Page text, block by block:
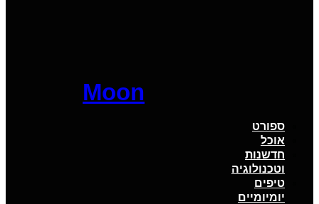
Moon
ספורט
אוכל
חדשנות
וטכנולוגיה
טיפים
יומיומיים